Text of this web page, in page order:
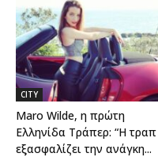
CITY
Maro Wilde, η πρώτη
Ελληνίδα Τράπερ: “Η τραπ
εξασφαλίζει την ανάγκη...